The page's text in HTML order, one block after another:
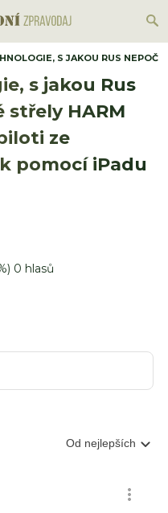
S JAKOU RUS
s jakou Rus
HARM
ze
pomocí iPadu
0 hlasů